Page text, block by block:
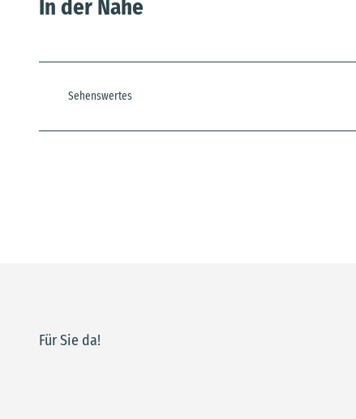
In der Nähe
Sehenswertes
Für Sie da!